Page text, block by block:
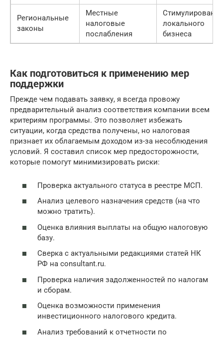
Региональные
законы
Местные
налоговые
послабления
Стимулирование
локального
бизнеса
Как подготовиться к применению мер
поддержки
Прежде чем подавать заявку, я всегда провожу
предварительный анализ соответствия компании всем
критериям программы. Это позволяет избежать
ситуации, когда средства получены, но налоговая
признает их облагаемым доходом из-за несоблюдения
условий. Я составил список мер предосторожности,
которые помогут минимизировать риски:
Проверка актуального статуса в реестре МСП.
Анализ целевого назначения средств (на что
можно тратить).
Оценка влияния выплаты на общую налоговую
базу.
Сверка с актуальными редакциями статей НК
РФ на consultant.ru.
Проверка наличия задолженностей по налогам
и сборам.
Оценка возможности применения
инвестиционного налогового кредита.
Анализ требований к отчетности по